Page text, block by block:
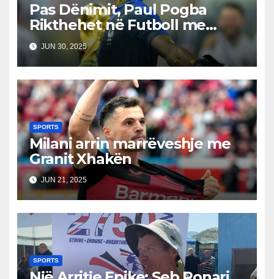
Pas Dënimit, Paul Pogba
Rikthehet në Futboll me
Monaco-n
JUN 30, 2025
SPORTS
Milani arrin marrëveshje me
Granit Xhakën
JUN 21, 2025
SPORTS